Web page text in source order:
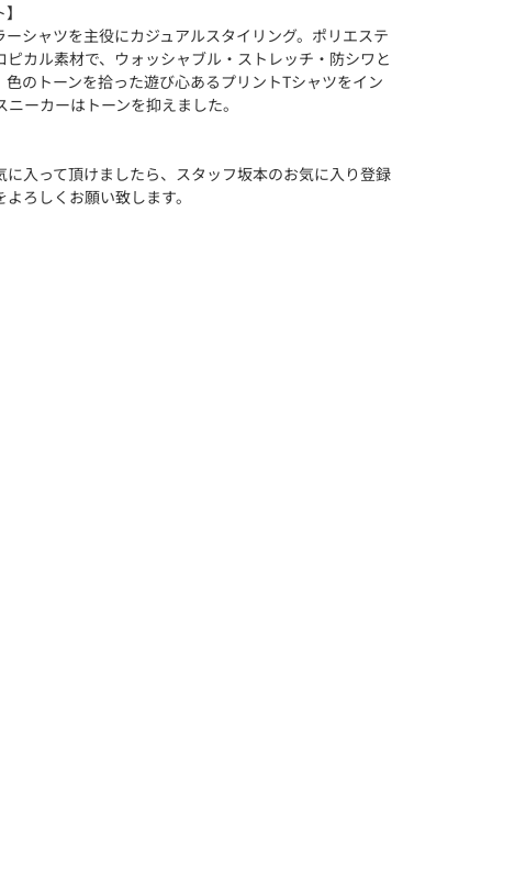
シャツを主役にカジュアルスタイリング。ポリエステ
カル素材で、ウォッシャブル・ストレッチ・防シワと
のトーンを拾った遊び心あるプリントTシャツをイン
ーカーはトーンを抑えました。
に入って頂けましたら、スタッフ坂本のお気に入り登録
ろしくお願い致します。